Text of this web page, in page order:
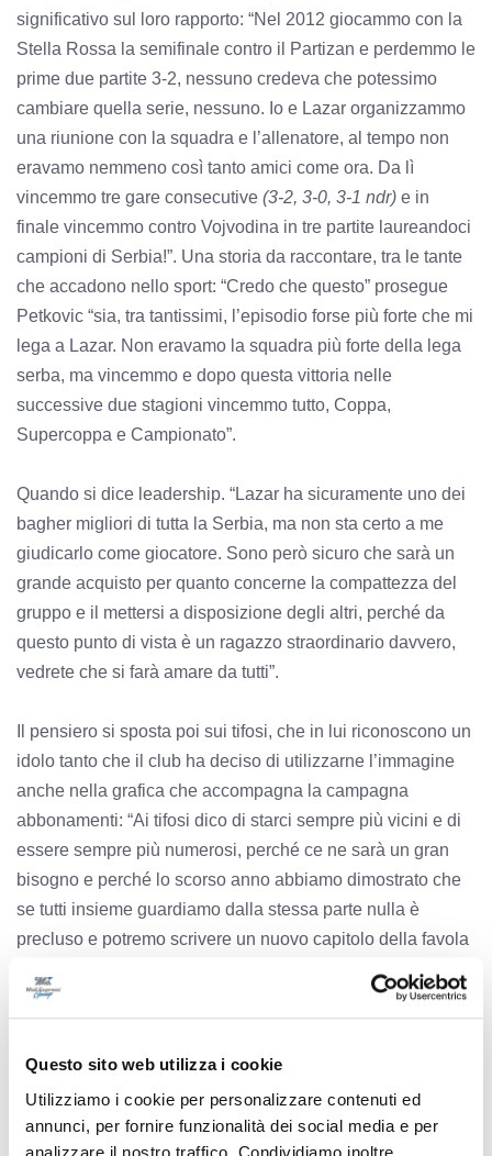
Questo sito web utilizza i cookie
Utilizziamo i cookie per personalizzare contenuti ed
annunci, per fornire funzionalità dei social media e per
analizzare il nostro traffico. Condividiamo inoltre
significativo sul loro rapporto: “Nel 2012 giocammo con la
Stella Rossa la semifinale contro il Partizan e perdemmo le
prime due partite 3-2, nessuno credeva che potessimo
cambiare quella serie, nessuno. Io e Lazar organizzammo
una riunione con la squadra e l’allenatore, al tempo non
eravamo nemmeno così tanto amici come ora. Da lì
vincemmo tre gare consecutive (3-2, 3-0, 3-1 ndr) e in
finale vincemmo contro Vojvodina in tre partite laureandoci
campioni di Serbia!”. Una storia da raccontare, tra le tante
che accadono nello sport: “Credo che questo” prosegue
Petkovic “sia, tra tantissimi, l’episodio forse più forte che mi
lega a Lazar. Non eravamo la squadra più forte della lega
serba, ma vincemmo e dopo questa vittoria nelle
successive due stagioni vincemmo tutto, Coppa,
Supercoppa e Campionato”.
Quando si dice leadership. “Lazar ha sicuramente uno dei
bagher migliori di tutta la Serbia, ma non sta certo a me
giudicarlo come giocatore. Sono però sicuro che sarà un
grande acquisto per quanto concerne la compattezza del
gruppo e il mettersi a disposizione degli altri, perché da
questo punto di vista è un ragazzo straordinario davvero,
vedrete che si farà amare da tutti”.
Il pensiero si sposta poi sui tifosi, che in lui riconoscono un
idolo tanto che il club ha deciso di utilizzarne l’immagine
anche nella grafica che accompagna la campagna
abbonamenti: “Ai tifosi dico di starci sempre più vicini e di
essere sempre più numerosi, perché ce ne sarà un gran
bisogno e perché lo scorso anno abbiamo dimostrato che
se tutti insieme guardiamo dalla stessa parte nulla è
precluso e potremo scrivere un nuovo capitolo della favola
parola di bomber vero.
Precedente